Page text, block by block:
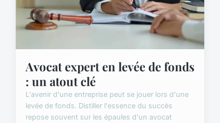
Avocat expert en levée de fonds
: un atout clé
L'avenir d'une entreprise peut se jouer lors d'une
levée de fonds. Distiller l'essence du succès
repose souvent sur les épaules d'un avocat